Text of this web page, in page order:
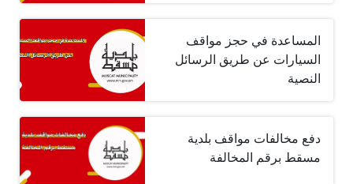
المساعدة في حجز مواقف
السيارات عن طريق الرسائل
النصية
دفع مخالفات مواقف بلدية
مسقط برقم المخالفة